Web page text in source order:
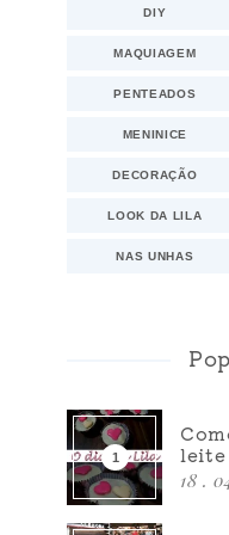
DIY
MAQUIAGEM
PENTEADOS
MENINICE
DECORAÇÃO
LOOK DA LILA
NAS UNHAS
leite
18 .